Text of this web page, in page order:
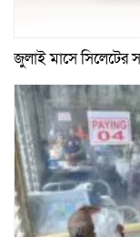
জুলাই মাসে সিলেটের